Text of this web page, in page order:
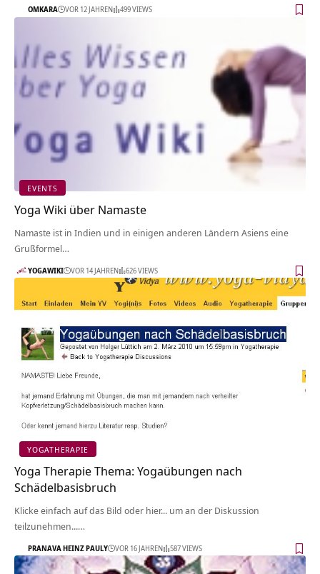
OMKARA VOR 12 JAHREN 499 VIEWS
EVENTS
Yoga Wiki über Namaste
Namaste ist in Indien und in einigen anderen Ländern Asiens eine
Grußformel…
YOGAWIKI VOR 14 JAHREN 626 VIEWS
YOGATHERAPIE
Yoga Therapie Thema: Yogaübungen nach
Schädelbasisbruch
Klicke einfach auf das Bild oder hier... um an der Diskussion
teilzunehmen...…
PRANAVA HEINZ PAULY VOR 16 JAHREN 587 VIEWS